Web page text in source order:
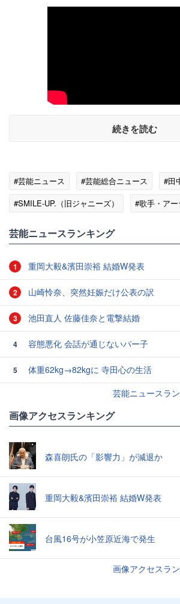
続きを読む
#芸能ニュース #芸能総合ニュース
#田
#SMILE-UP.（旧ジャニーズ）
#歌手・アー
芸能ニュースランキング
1 重岡大毅&濱田崇裕 結婚W発表
2 山崎怜奈、突然妊娠だけ公表の訳
3 池田直人 佐藤佳奈と電撃結婚
4 容態悪化 会話が通じないパー子
5
体重62kg→82kgに 寺田心の生活
芸能ニュースラ
画像アクセスランキング
森喜朗氏の「影響力」が減退か
重岡大毅&濱田崇裕 結婚W発表
台風16号が小笠原近海で発生
画像アクセスラ